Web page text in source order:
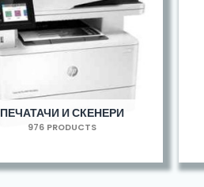
ПЕЧАТАЧИ И СКЕНЕРИ
976 PRODUCTS